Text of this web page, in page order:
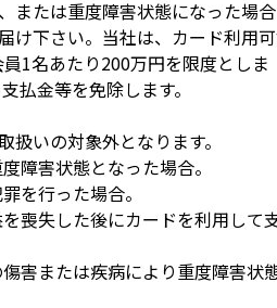
または重度障害状態になった場
け下さい。当社は、カード利用
1名あたり200万円を限度としま
払金等を免除します。
いの対象外となります。
障害状態となった場合。
を行った場合。
喪失した後にカードを利用して
害または疾病により重度障害状